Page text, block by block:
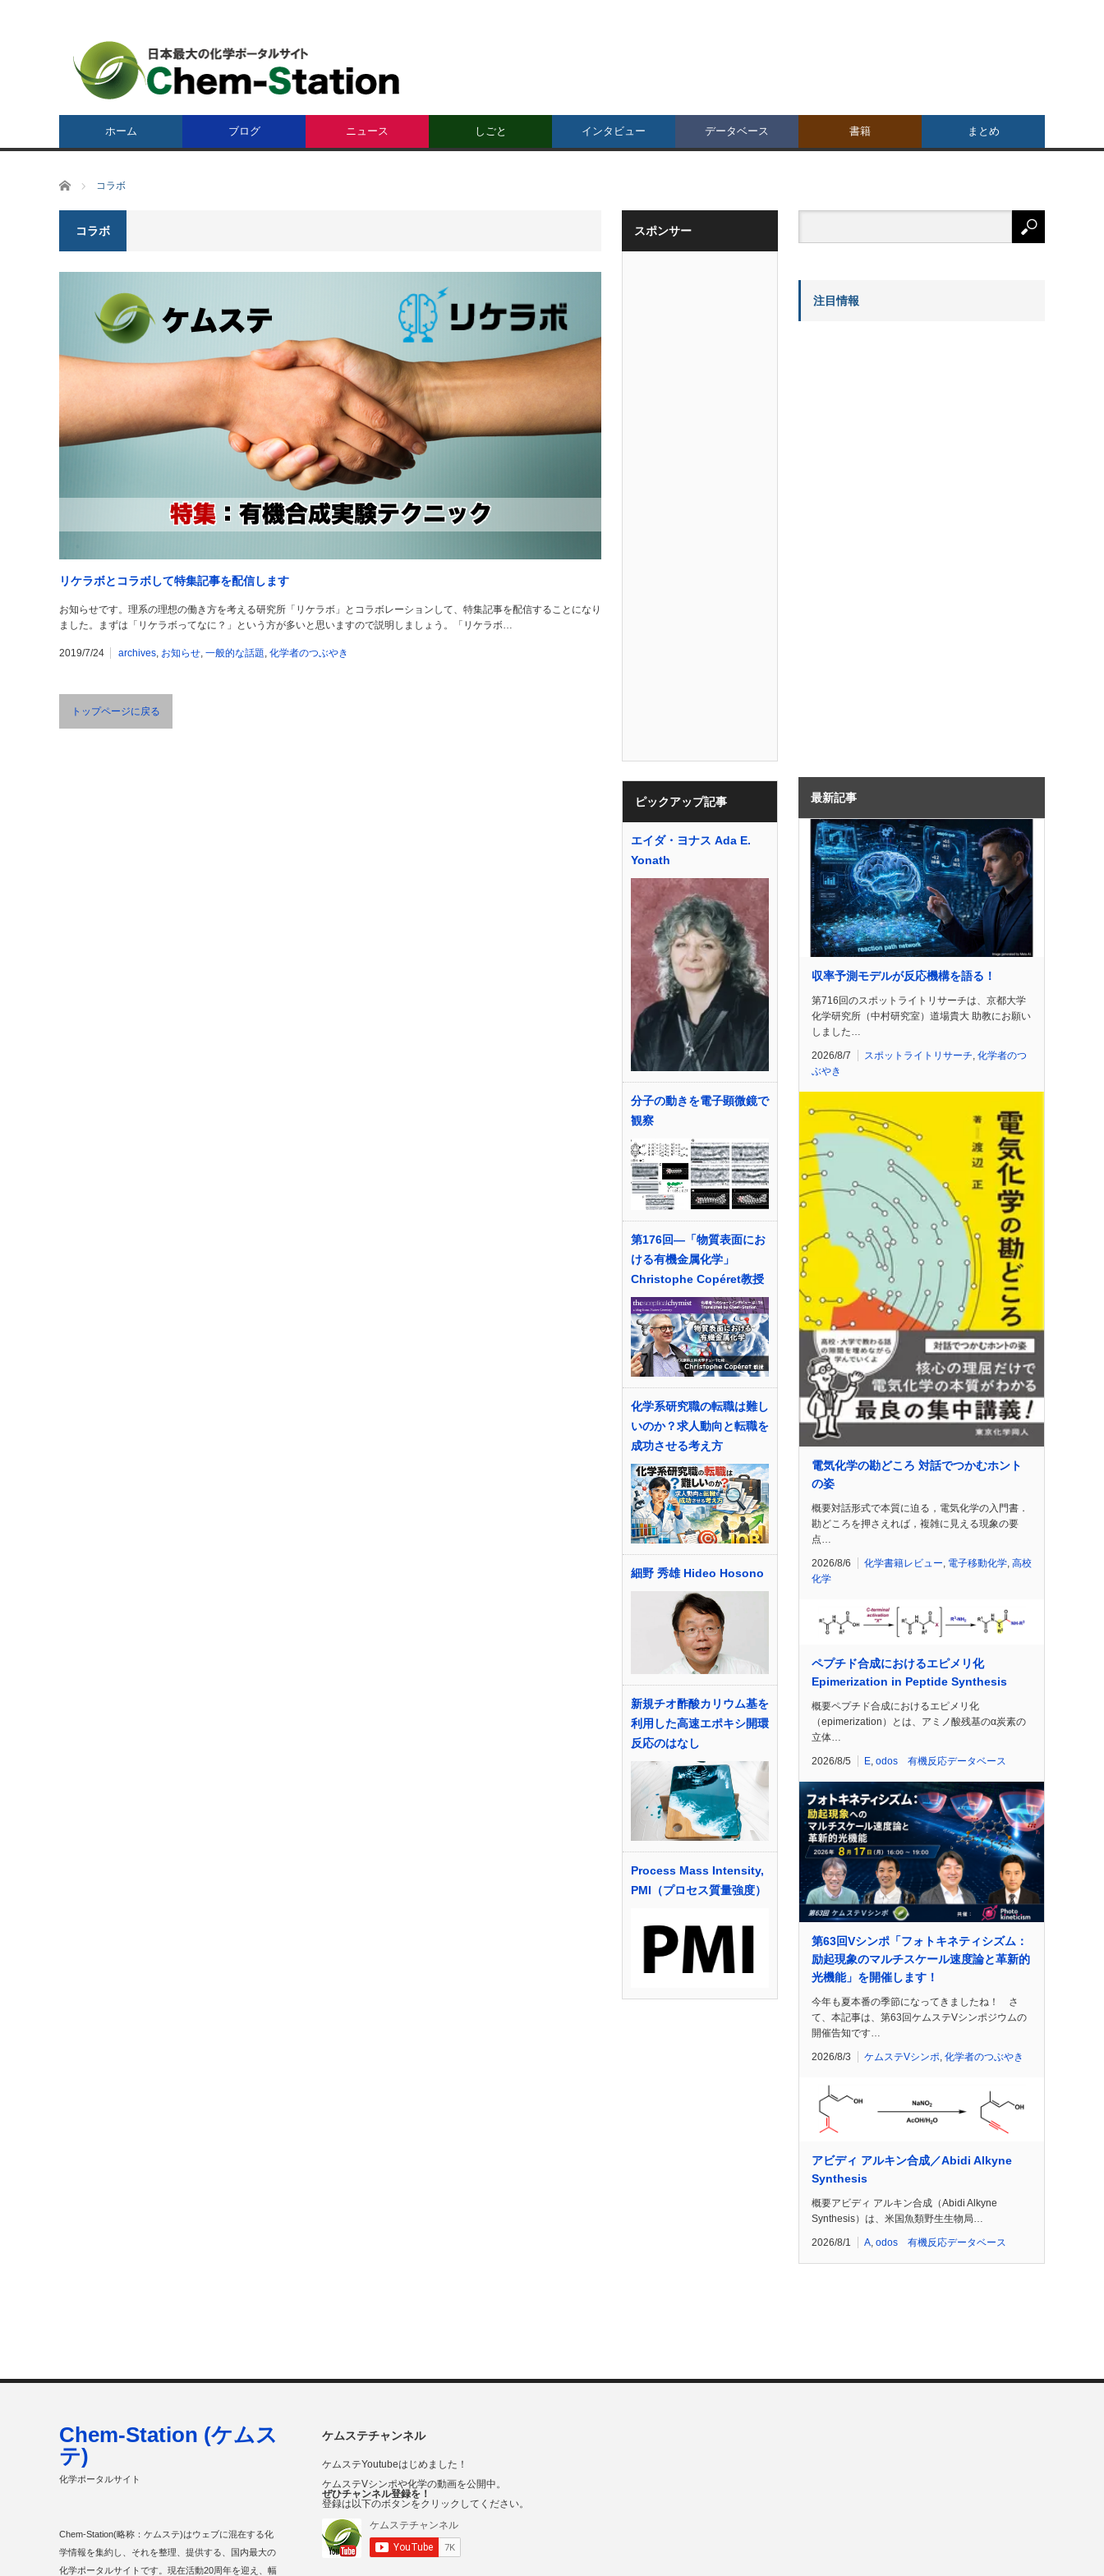
ホーム ブログ ニュース しごと インタビュー データベース 書籍 まとめ
ホーム コラボ
コラボ
リケラボとコラボして特集記事を配信します
お知らせです。理系の理想の働き方を考える研究所「リケラボ」とコラボレーションして、特集記事を配信することになり
ました。まずは「リケラボってなに？」という方が多いと思いますので説明しましょう。「リケラボ…
2019/7/24 archives, お知らせ, 一般的な話題, 化学者のつぶやき
トップページに戻る
スポンサー
ピックアップ記事
エイダ・ヨナス Ada E.
Yonath
分子の動きを電子顕微鏡で
観察
第176回―「物質表面にお
ける有機金属化学」
Christophe Copéret教授
化学系研究職の転職は難し
いのか？求人動向と転職を
成功させる考え方
細野 秀雄 Hideo Hosono
新規チオ酢酸カリウム基を
利用した高速エポキシ開環
反応のはなし
Process Mass Intensity,
PMI（プロセス質量強度）
注目情報
最新記事
収率予測モデルが反応機構を語る！
第716回のスポットライトリサーチは、京都大学
化学研究所（中村研究室）道場貴大 助教にお願い
しました…
2026/8/7 スポットライトリサーチ 化学者のつ
ぶやき
電気化学の勘どころ 対話でつかむホント
の姿
概要対話形式で本質に迫る，電気化学の入門書．
勘どころを押さえれば，複雑に見える現象の要
点…
2026/8/6 化学書籍レビュー 電子移動化学 高校
化学
ペプチド合成におけるエピメリ化
Epimerization in Peptide Synthesis
概要ペプチド合成におけるエピメリ化
（epimerization）とは、アミノ酸残基のα炭素の
立体…
2026/8/5 E odos 有機反応データベース
第63回Vシンポ「フォトキネティシズム：
励起現象のマルチスケール速度論と革新的
光機能」を開催します！
今年も夏本番の季節になってきましたね！ さ
て、本記事は、第63回ケムステVシンポジウムの
開催告知です…
2026/8/3 ケムステVシンポ, 化学者のつぶやき
アビディ アルキン合成／Abidi Alkyne
Synthesis
概要アビディ アルキン合成（Abidi Alkyne
Synthesis）は、米国魚類野生生物局…
2026/8/1 A, odos 有機反応データベース
ケムステチャンネル
ケムステYoutubeはじめました！
ケムステVシンポや化学の動画を公開中。
ぜひチャンネル登録を！
登録は以下のボタンをクリックしてください。
Chem-Station (ケムス
テ)
化学ポータルサイト
Chem-Station(略称：ケムステ)はウェブに混在する化
学情報を集約し、それを整理、提供する、国内最大の
化学ポータルサイトです。現在活動20周年を迎え、幅